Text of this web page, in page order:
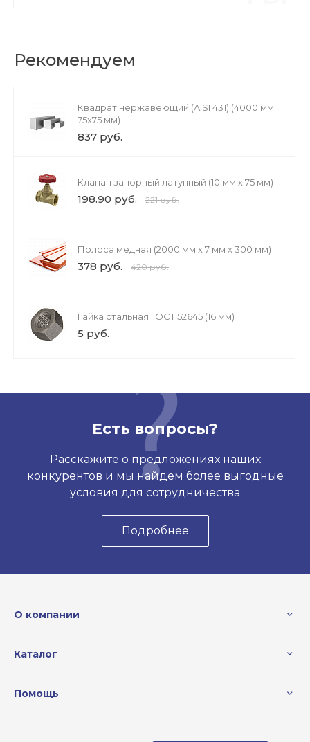
Рекомендуем
Квадрат нержавеющий (AISI 431) (4000 мм
75x75 мм)
837 руб.
Клапан запорный латунный (10 мм х 75 мм)
198.90 руб. 221 руб.
Полоса медная (2000 мм х 7 мм х 300 мм)
378 руб. 420 руб.
Гайка стальная ГОСТ 52645 (16 мм)
5 руб.
Есть вопросы?
Расскажите о предложениях наших
конкурентов и мы найдем более выгодные
условия для сотрудничества
Подробнее
О компании
Каталог
Помощь